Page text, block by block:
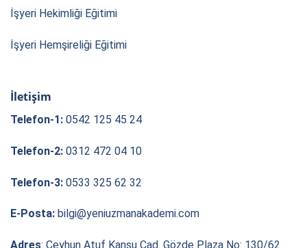
İşyeri Hekimliği Eğitimi
İşyeri Hemşireliği Eğitimi
İletişim
Telefon-1: 0542 125 45 24
Telefon-2: 0312 472 04 10
Telefon-3: 0533 325 62 32
E-Posta: bilgi@yeniuzmanakademi.com
Adres: Ceyhun Atuf Kansu Cad. Gözde Plaza No: 130/62